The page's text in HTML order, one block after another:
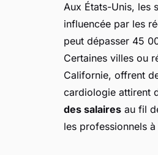
Aux États-Unis, les
influencée par les
peut dépasser 45
Certaines villes ou
Californie, offrent
cardiologie attirent
des salaires au fil
les professionnels